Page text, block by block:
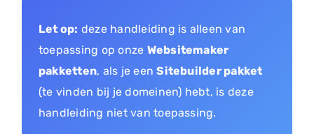
Let op: deze handleiding is alleen van
toepassing op onze Websitemaker
pakketten, als je eenSitebuilder pakket
(te vinden bij je domeinen) hebt, is deze
handleiding niet van toepassing.